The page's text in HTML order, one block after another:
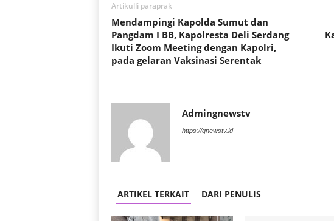
Artikulli paraprak
Mendampingi Kapolda Sumut dan
Pangdam I BB, Kapolresta Deli Serdang
Ikuti Zoom Meeting dengan Kapolri,
pada gelaran Vaksinasi Serentak
Admingnewstv
https://gnewstv.id
ARTIKEL TERKAIT DARI PENULIS